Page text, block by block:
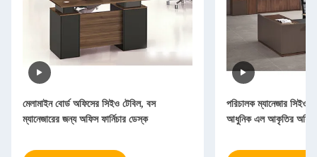
মেলামাইন বোর্ড অফিসের সিইও টেবিল, বস
ম্যানেজারের জন্য অফিস ফার্নিচার ডেস্ক
পরিচালক ম্যানেজার
আধুনিক এল আকৃতির